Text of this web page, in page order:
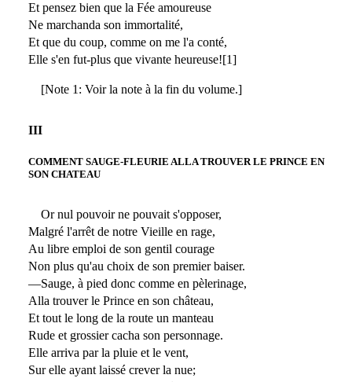
Et pensez bien que la Fée amoureuse
Ne marchanda son immortalité,
Et que du coup, comme on me l'a conté,
Elle s'en fut-plus que vivante heureuse![1]
[Note 1: Voir la note à la fin du volume.]
III
COMMENT SAUGE-FLEURIE ALLA TROUVER LE PRINCE EN
SON CHATEAU
Or nul pouvoir ne pouvait s'opposer,
Malgré l'arrêt de notre Vieille en rage,
Au libre emploi de son gentil courage
Non plus qu'au choix de son premier baiser.
—Sauge, à pied donc comme en pèlerinage,
Alla trouver le Prince en son château,
Et tout le long de la route un manteau
Rude et grossier cacha son personnage.
Elle arriva par la pluie et le vent,
Sur elle ayant laissé crever la nue;